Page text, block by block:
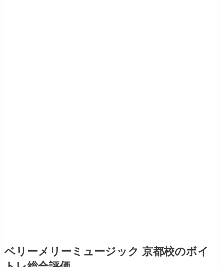
ベリーメリーミュージック 京都校のボイ